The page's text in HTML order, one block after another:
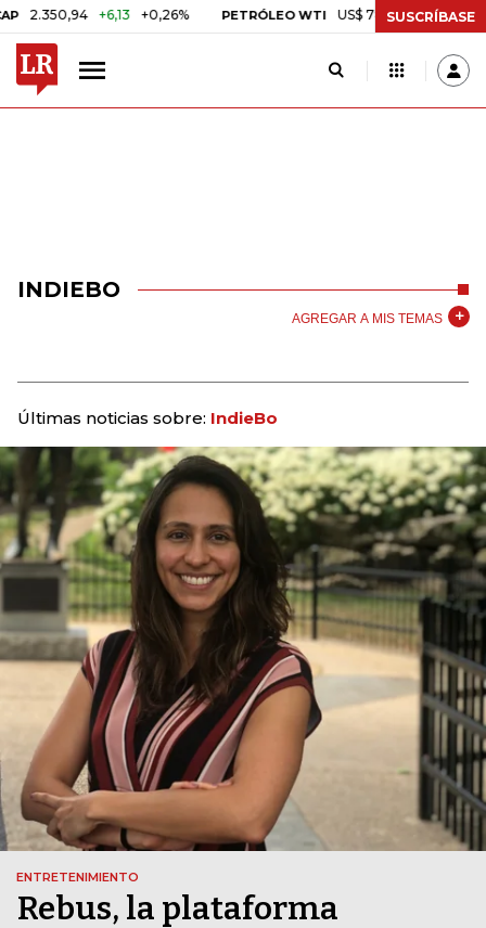
2.350,94 +6,13 +0,26% PETRÓLEO WTI US$ 78,01 US$ 2,92
SUSCRÍBASE
INDIEBO
AGREGAR A MIS TEMAS
Últimas noticias sobre: IndieBo
ENTRETENIMIENTO
Rebus, la plataforma